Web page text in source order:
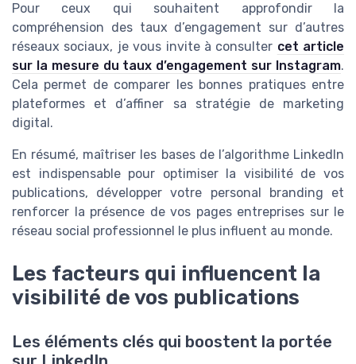
Pour ceux qui souhaitent approfondir la
compréhension des taux d’engagement sur d’autres
réseaux sociaux, je vous invite à consulter cet article
sur la mesure du taux d’engagement sur Instagram.
Cela permet de comparer les bonnes pratiques entre
plateformes et d’affiner sa stratégie de marketing
digital.
En résumé, maîtriser les bases de l’algorithme LinkedIn
est indispensable pour optimiser la visibilité de vos
publications, développer votre personal branding et
renforcer la présence de vos pages entreprises sur le
réseau social professionnel le plus influent au monde.
Les facteurs qui influencent la
visibilité de vos publications
Les éléments clés qui boostent la portée